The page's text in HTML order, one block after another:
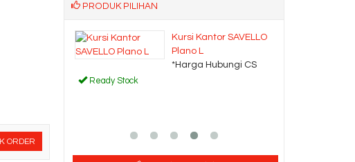
ORDER
PRODUK PILIHAN
Kursi Kantor SAVELLO
Plano L
*Harga Hubungi CS
Ready Stock